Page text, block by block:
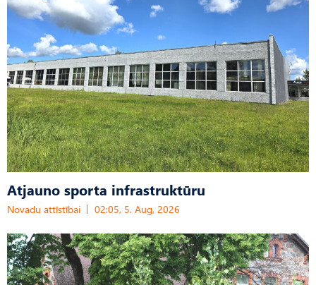
Atjauno sporta infrastruktūru
Novadu attīstībai 02:05, 5. Aug, 2026